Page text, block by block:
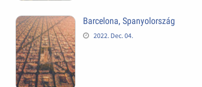
Barcelona, Spanyolország
2022. Dec. 04.